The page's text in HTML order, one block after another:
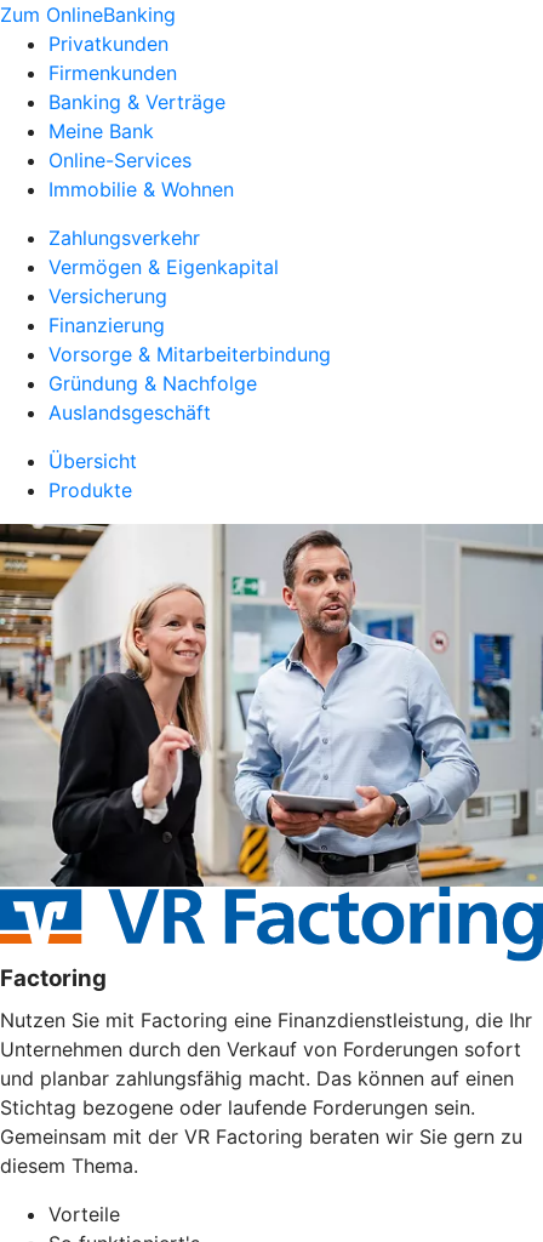
Zum OnlineBanking
Privatkunden
Firmenkunden
Banking & Verträge
Meine Bank
Online-Services
Immobilie & Wohnen
Zahlungsverkehr
Vermögen & Eigenkapital
Versicherung
Finanzierung
Vorsorge & Mitarbeiterbindung
Gründung & Nachfolge
Auslandsgeschäft
Übersicht
Produkte
Factoring
Nutzen Sie mit Factoring eine Finanzdienstleistung, die Ihr
Unternehmen durch den Verkauf von Forderungen sofort
und planbar zahlungsfähig macht. Das können auf einen
Stichtag bezogene oder laufende Forderungen sein.
Gemeinsam mit der VR Factoring beraten wir Sie gern zu
diesem Thema.
Vorteile